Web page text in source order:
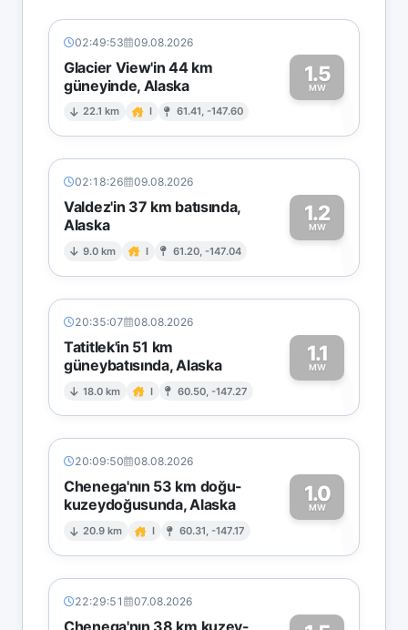
02:49:53 09.08.2026
Glacier View'in 44 km
güneyinde, Alaska
22.1 km I 61.41, -147.60
1.5
MW1
02:18:26 09.08.2026
Valdez'in 37 km batısında,
Alaska
9.0 km I 61.20, -147.04
1.2
MW1
20:35:07 08.08.2026
Tatitlek'in 51 km
güneybatısında, Alaska
18.0 km I 60.50, -147.27
1.1
MW1
20:09:50 08.08.2026
Chenega'nın 53 km doğu-
kuzeydoğusunda, Alaska
20.9 km I 60.31, -147.17
1.0
MW1
22:29:51 07.08.2026
Chenega'nın 38 km kuzey-